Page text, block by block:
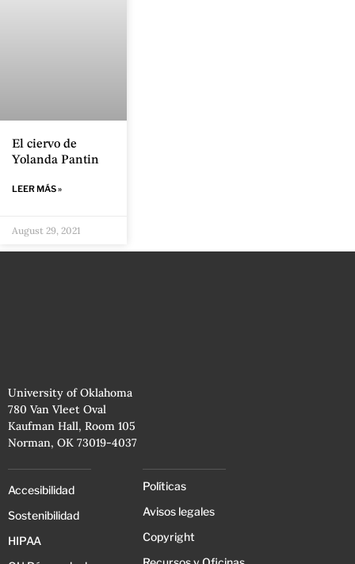
El ciervo de
Yolanda Pantin
LEER MÁS »
August 29, 2021
University of Oklahoma
780 Van Vleet Oval
Kaufman Hall, Room 105
Norman, OK 73019-4037
Accesibilidad
Sostenibilidad
HIPAA
Políticas
Avisos legales
Copyright